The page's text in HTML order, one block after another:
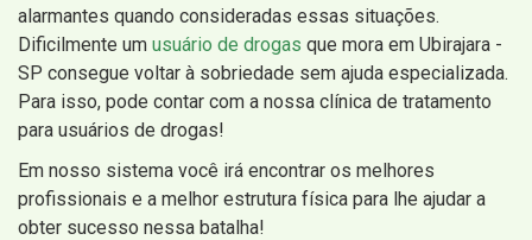
alarmantes quando consideradas essas situações.
Dificilmente um usuário de drogas que mora em Ubirajara -
SP consegue voltar à sobriedade sem ajuda especializada.
Para isso, pode contar com a nossa clínica de tratamento
para usuários de drogas!
Em nosso sistema você irá encontrar os melhores
profissionais e a melhor estrutura física para lhe ajudar a
obter sucesso nessa batalha!